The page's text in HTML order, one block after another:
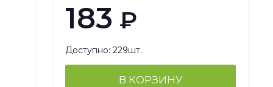
183 ₽
Доступно: 229шт.
В КОРЗИНУ